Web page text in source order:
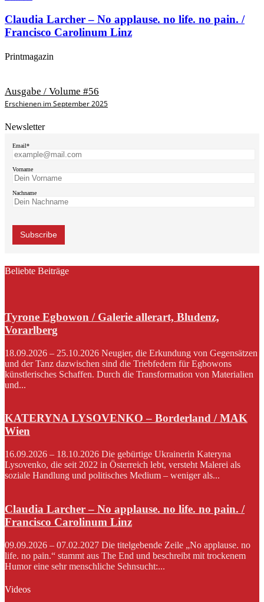
Claudia Larcher – No applause. no life. no pain. /
Francisco Carolinum Linz
Printmagazin
Ausgabe / Volume #56
Erschienen im September 2025
Newsletter
Email*
Vorname
Nachname
Beliebte Beiträge
Tyrone Egbowon / Galerie allerart, Bludenz,
Vorarlberg
18.09.2026 – 25.10.2026 Neugier, die Erkundung von Gegensätzen
und der Tanz dazwischen sind die Triebfedern für Egbowons
künstlerisches Schaffen. Durch die Transformation von Materialien
und...
KATERYNA LYSOVENKO – Borderland / MAK
Wien
16.09.2026 – 18.10.2026 Die gebürtige Ukrainerin Kateryna
Lysovenko, die seit 2022 in Österreich lebt, versteht Malerei als
soziale Handlung und politisches Medium – weniger als...
Claudia Larcher – No applause. no life. no pain. /
Francisco Carolinum Linz
09.09.2026 – 07.02.2027 Die titelgebende Zeile „No applause. no
life. no pain.“ stammt aus The End und beschreibt mit trockenem
Humor eine sehr menschliche Sehnsucht:...
Videos